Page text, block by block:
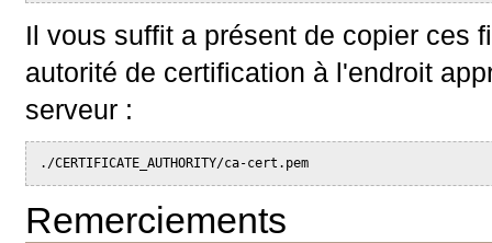
Il vous suffit a présent de copier ces
autorité de certification à l'endroit
serveur :
./CERTIFICATE_AUTHORITY/ca-cert.pem
Remerciements